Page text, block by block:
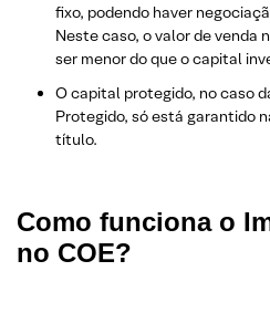
fixo, podendo haver
Neste caso, o valor de venda
ser menor do que o capital
O capital protegido, no caso
Protegido, só está garantido
título.
Como funciona o
no COE?